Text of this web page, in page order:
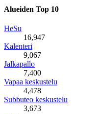
Alueiden Top 10
HeSu
16,947
Kalenteri
9,067
Jalkapallo
7,400
Vapaa keskustelu
4,478
Subbuteo keskustelu
3,673